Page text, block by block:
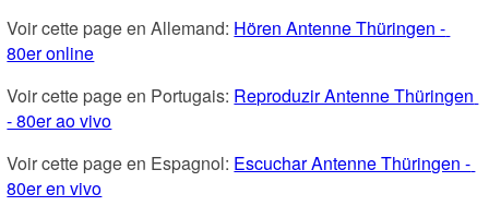
Voir cette page en Allemand: Hören Antenne Thüringen -
80er online
Voir cette page en Portugais: Reproduzir Antenne Thüringen
- 80er ao vivo
Voir cette page en Espagnol: Escuchar Antenne Thüringen -
80er en vivo